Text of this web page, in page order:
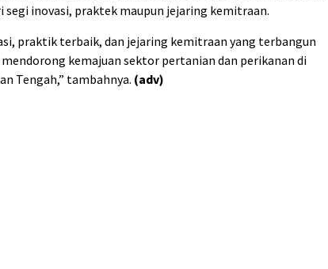
segi inovasi, praktek maupun jejaring kemitraan.
praktik terbaik, dan jejaring kemitraan yang terbangun
kemajuan sektor pertanian dan perikanan di
Tengah,” tambahnya. (adv)